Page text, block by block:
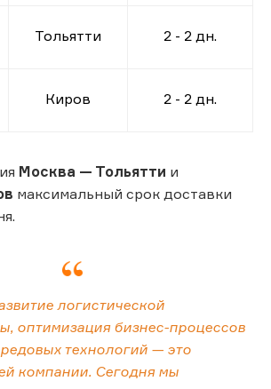
Тольятти 2 - 2 дн.
Киров 2 - 2 дн.
Москва — Тольятти и
максимальный срок доставки
логистической
оптимизация бизнес-процессов
технологий — это
компании. Сегодня мы